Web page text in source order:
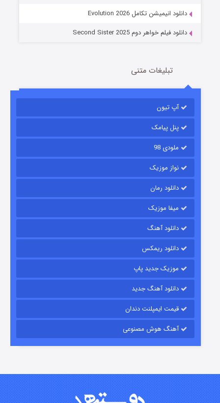
باب اسفنجی فصل ۱۷
قسمت6 (زیرنویس) منتشر شد
قسمت15 (دوبله) منتشر شد
زیرزمین
دانلود انیمیشن تکامل Evolution 2026
دانلود فیلم خواهر دوم Second Sister 2025
تبلیغات متنی
آپ تیون
پنل پیامک
ملودی 98
نواز موزیک
دانلود رمان
میفا موزیک
دانلود آهنگ
دانلود ریمکس
موزیک جدید پاپ
دانلود آهنگ جدید
قیمت ایمپلنت دندان
آهنگ هوش مصنوعی